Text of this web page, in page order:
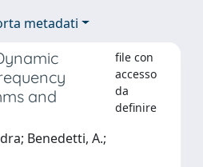
metadati
and
file con
accesso
da
definire
Benedetti, A.;